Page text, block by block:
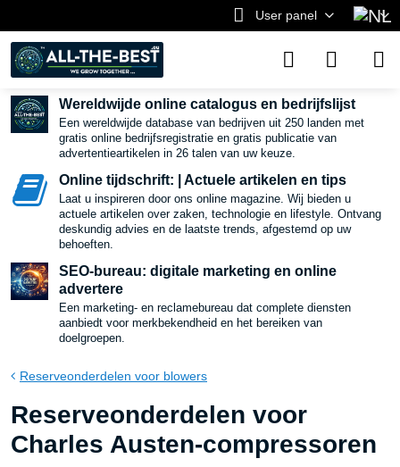
User panel
Wereldwijde online catalogus en bedrijfslijst
Een wereldwijde database van bedrijven uit 250 landen met
gratis online bedrijfsregistratie en gratis publicatie van
advertentieartikelen in 26 talen van uw keuze.
Online tijdschrift: | Actuele artikelen en tips
Laat u inspireren door ons online magazine. Wij bieden u
actuele artikelen over zaken, technologie en lifestyle. Ontvang
deskundig advies en de laatste trends, afgestemd op uw
behoeften.
SEO-bureau: digitale marketing en online
advertere
Een marketing- en reclamebureau dat complete diensten
aanbiedt voor merkbekendheid en het bereiken van
doelgroepen.
Reserveonderdelen voor blowers
Reserveonderdelen voor
Charles Austen-compressoren